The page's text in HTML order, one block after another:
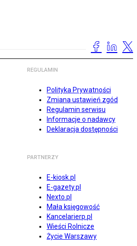
REGULAMIN
Polityka Prywatności
Zmiana ustawień zgód
Regulamin serwisu
Informacje o nadawcy
Deklaracja dostępności
PARTNERZY
E-kiosk.pl
E-gazety.pl
Nexto.pl
Mała księgowość
Kancelarierp.pl
Wieści Rolnicze
Życie Warszawy